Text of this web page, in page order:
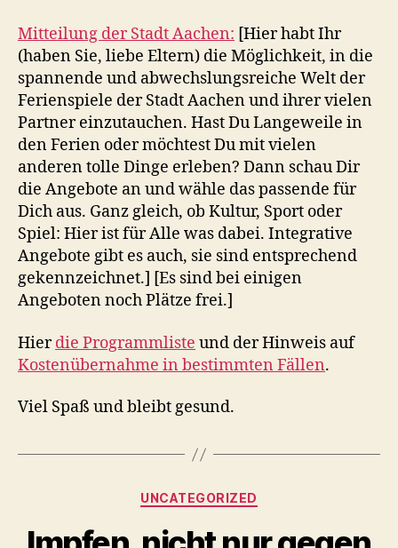
Mitteilung der Stadt Aachen: [Hier habt Ihr
(haben Sie, liebe Eltern) die Möglichkeit, in die
spannende und abwechslungsreiche Welt der
Ferienspiele der Stadt Aachen und ihrer vielen
Partner einzutauchen. Hast Du Langeweile in
den Ferien oder möchtest Du mit vielen
anderen tolle Dinge erleben? Dann schau Dir
die Angebote an und wähle das passende für
Dich aus. Ganz gleich, ob Kultur, Sport oder
Spiel: Hier ist für Alle was dabei. Integrative
Angebote gibt es auch, sie sind entsprechend
gekennzeichnet.] [Es sind bei einigen
Angeboten noch Plätze frei.]
Hierdie Programmliste und der Hinweis auf
Kostenübernahme in bestimmten Fällen.
Viel Spaß und bleibt gesund.
Kategorien
UNCATEGORIZED